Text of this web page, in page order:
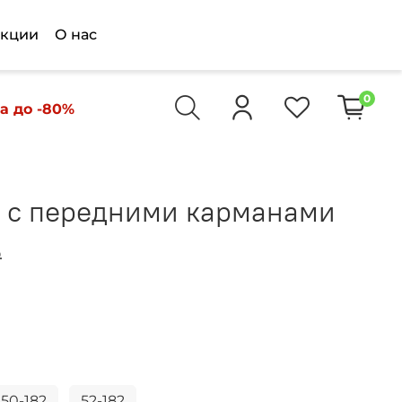
О нас
0
до -80%
передними карманами